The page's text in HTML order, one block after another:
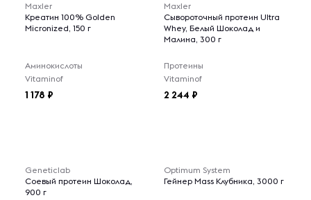
Maxler
Креатин 100% Golden
Micronized, 150 г
Аминокислоты
Vitaminof
1 178
Maxler
Сывороточный протеин Ultra
Whey, Белый Шоколад и
Малина, 300 г
Протеины
Vitaminof
2 244
Geneticlab
Соевый протеин Шоколад,
900 г
Optimum System
Гейнер Mass Клубника, 3000 г